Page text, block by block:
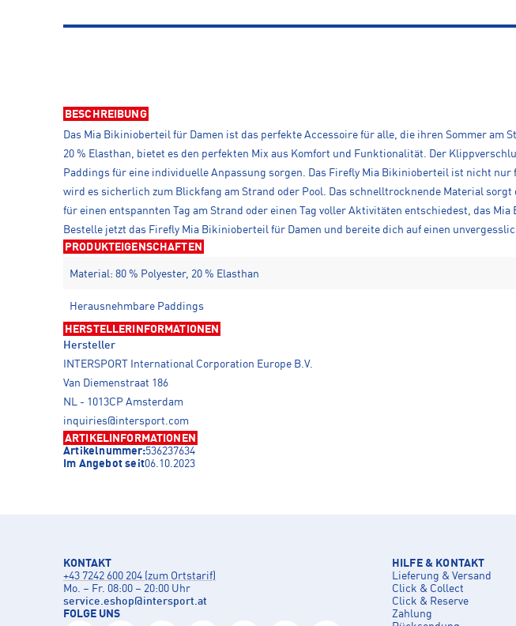
BESCHREIBUNG
Das Mia Bikinioberteil für Damen ist das perfekte Accessoire für alle, die ihren Sommer am
20 % Elasthan, bietet es den perfekten Mix aus Komfort und Funktionalität. Der
Paddings für eine individuelle Anpassung sorgen. Das Firefly Mia Bikinioberteil ist nicht
wird es sicherlich zum Blickfang am Strand oder Pool. Das schnelltrocknende Material
für einen entspannten Tag am Strand oder einen Tag voller Aktivitäten entschiedest, das
Bestelle jetzt das Firefly Mia Bikinioberteil für Damen und bereite dich auf einen
PRODUKTEIGENSCHAFTEN
Material: 80 % Polyester, 20 % Elasthan
Herausnehmbare Paddings
HERSTELLERINFORMATIONEN
Hersteller
INTERSPORT International Corporation Europe B.V.
Van Diemenstraat 186
NL - 1013CP Amsterdam
inquiries@intersport.com
ARTIKELINFORMATIONEN
Artikelnummer:536237634
Im Angebot seit06.10.2023
KONTAKT
+43 7242 600 204 (zum Ortstarif)
Mo. – Fr. 08:00 – 20:00 Uhr
service.eshop@intersport.at
FOLGE UNS
HILFE & KONTAKT
Lieferung & Versand
Click & Collect
Click & Reserve
Zahlung